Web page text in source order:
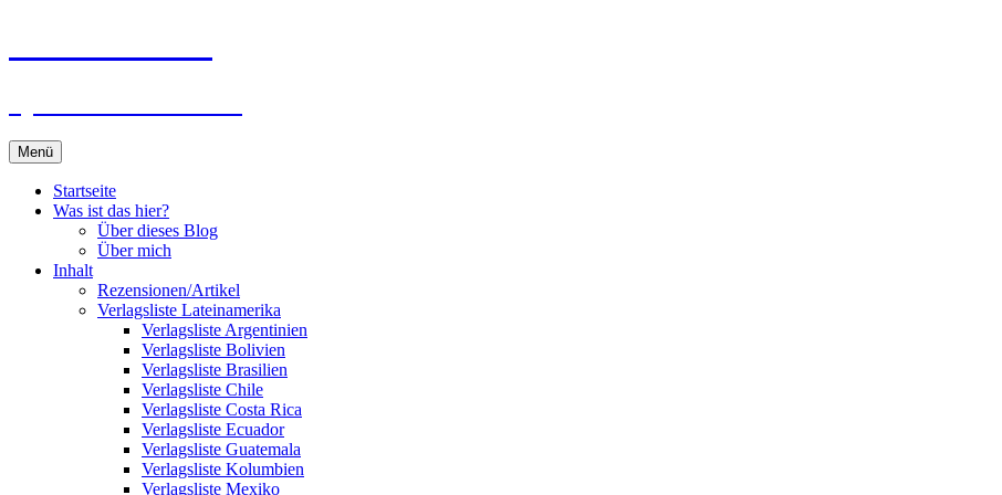
Menü
Startseite
Was ist das hier?
Über dieses Blog
Über mich
Inhalt
Rezensionen/Artikel
Verlagsliste Lateinamerika
Verlagsliste Argentinien
Verlagsliste Bolivien
Verlagsliste Brasilien
Verlagsliste Chile
Verlagsliste Costa Rica
Verlagsliste Ecuador
Verlagsliste Guatemala
Verlagsliste Kolumbien
Verlagsliste Mexiko